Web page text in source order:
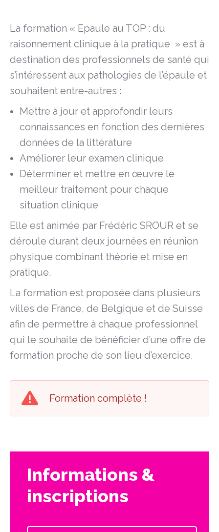
La formation « Epaule au TOP : du
raisonnement clinique à la pratique » est à
destination des professionnels de santé qui
s’intéressent aux pathologies de l’épaule et
souhaitent entre-autres :
Mettre à jour et approfondir leurs
connaissances en fonction des dernières
données de la littérature
Améliorer leur examen clinique
Déterminer et mettre en œuvre le
meilleur traitement pour chaque
situation clinique
Elle est animée par Frédéric SROUR et se
déroule durant deux journées en réunion
physique combinant théorie et mise en
pratique.
La formation est proposée dans plusieurs
villes de France, de Belgique et de Suisse
afin de permettre à chaque professionnel
qui le souhaite de bénéficier d’une offre de
formation proche de son lieu d’exercice.
Formation complète !
Informations &
inscriptions